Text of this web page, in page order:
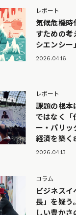
レポート
気候危機時
すための考
シエンシー
2026.04.16
レポート
課題の根本
ではなく「
ー・パリッ
経済を築く
2026.04.13
コラム
ビジネスイ
長」を疑う
しい豊かさ